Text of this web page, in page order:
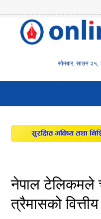
सोमबार, साउन २५,
होम
वित्त
इन्स्योरेन्स
पूँजीबजार
अटो
नेपाल टेलिकमले
त्रैमासको